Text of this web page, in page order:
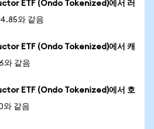
ETF (Ondo Tokenized)에서 러
와 같음
ETF (Ondo Tokenized)에서 캐
와 같음
ETF (Ondo Tokenized)에서 호
와 같음